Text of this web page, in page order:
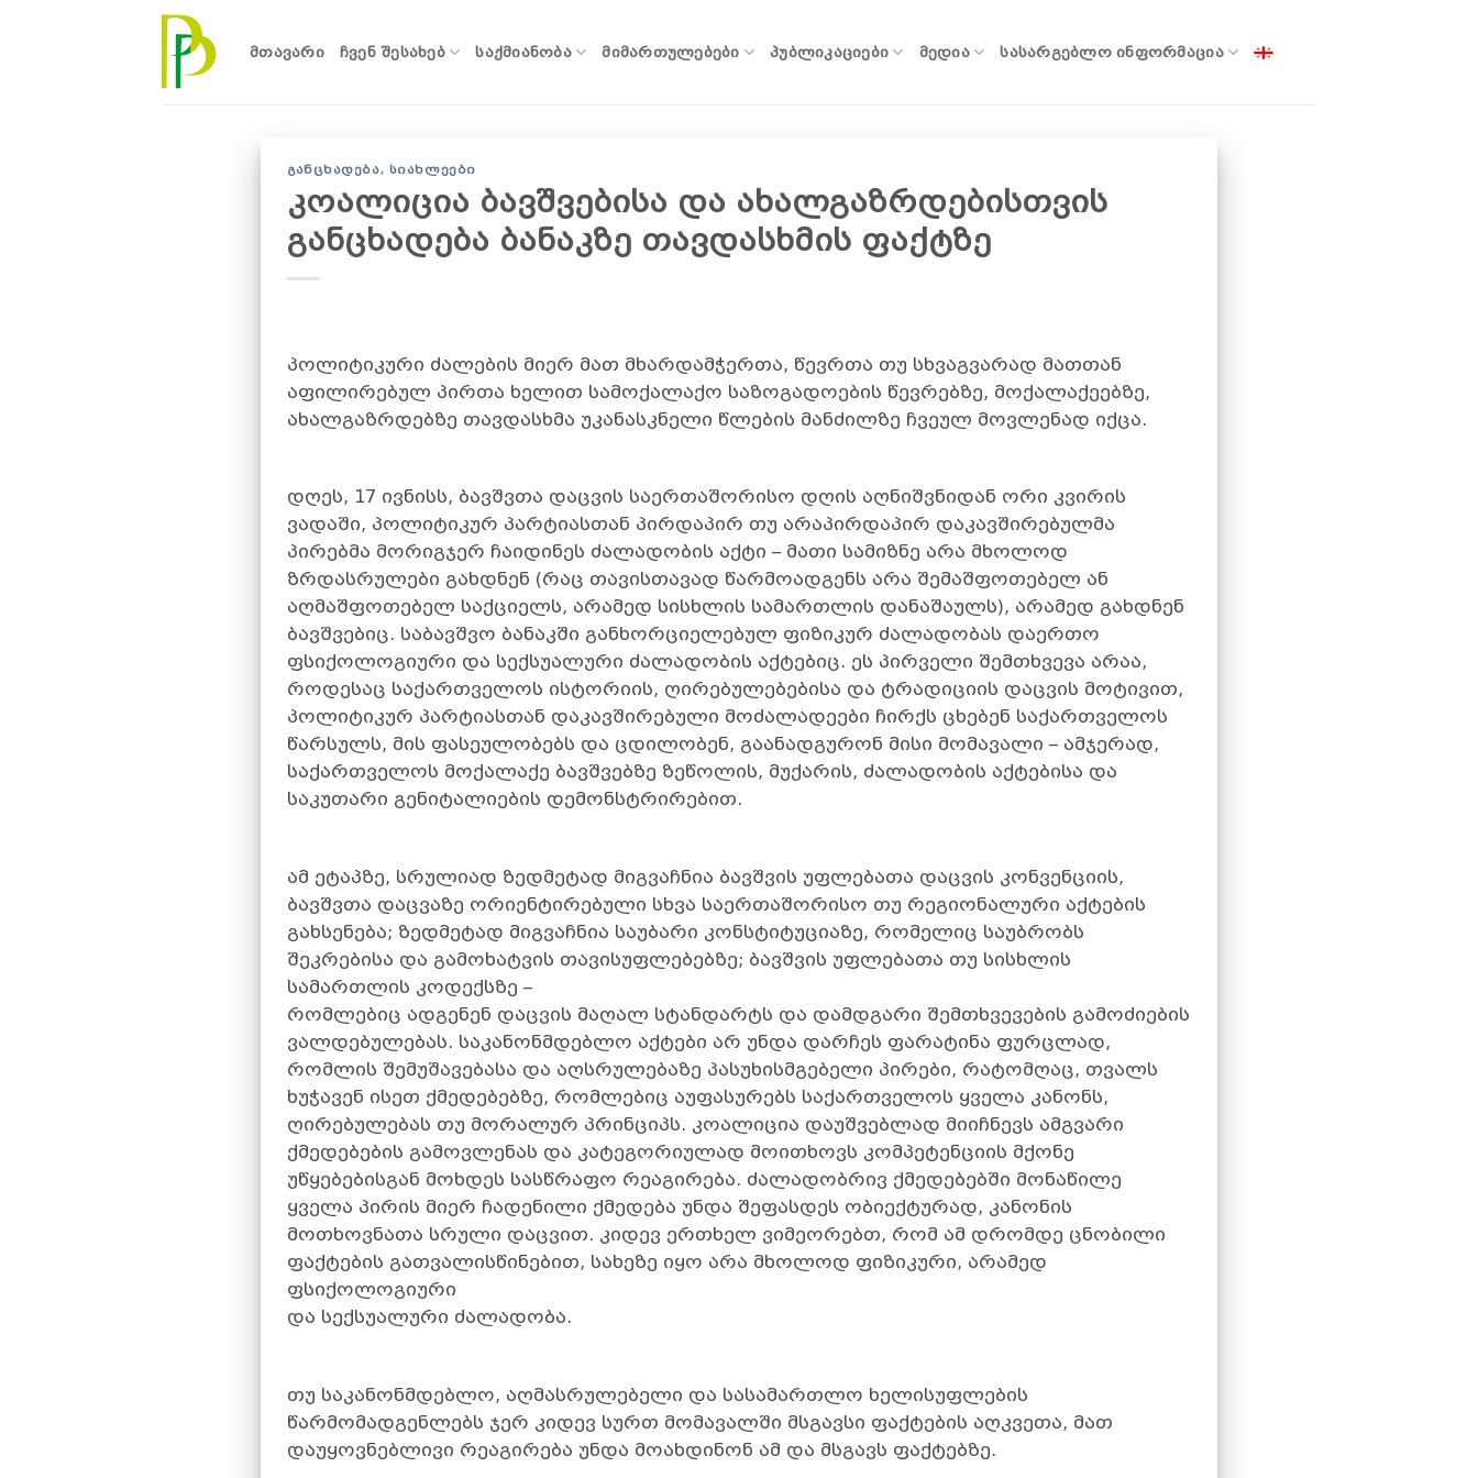
ᲛᲗᲐᲕᲐᲠᲘ ᲩᲕᲔᲜ ᲨᲔᲡᲐᲮᲔᲑ ᲡᲐᲥᲛᲘᲐᲜᲝᲑᲐ ᲛᲘᲛᲐᲠᲗᲣᲚᲔᲑᲔᲑᲘ ᲞᲣᲑᲚᲘᲙᲐᲪᲘᲔᲑᲘ ᲛᲔᲓᲘᲐ ᲡᲐᲡᲐᲠᲒᲔᲑᲚᲝ ᲘᲜᲤᲝᲠᲛᲐᲪᲘᲐ
ᲒᲐᲜᲪᲮᲐᲓᲔᲑᲐ, ᲡᲘᲐᲮᲚᲔᲔᲑᲘ
კოალიცია ბავშვებისა და ახალგაზრდებისთვის
განცხადება ბანაკზე თავდასხმის ფაქტზე
პოლიტიკური ძალების მიერ მათ მხარდამჭერთა, წევრთა თუ სხვაგვარად მათთან
აფილირებულ პირთა ხელით სამოქალაქო საზოგადოების წევრებზე, მოქალაქეებზე,
ახალგაზრდებზე თავდასხმა უკანასკნელი წლების მანძილზე ჩვეულ მოვლენად იქცა.
დღეს, 17 ივნისს, ბავშვთა დაცვის საერთაშორისო დღის აღნიშვნიდან ორი კვირის
ვადაში, პოლიტიკურ პარტიასთან პირდაპირ თუ არაპირდაპირ დაკავშირებულმა
პირებმა მორიგჯერ ჩაიდინეს ძალადობის აქტი – მათი სამიზნე არა მხოლოდ
ზრდასრულები გახდნენ (რაც თავისთავად წარმოადგენს არა შემაშფოთებელ ან
აღმაშფოთებელ საქციელს, არამედ სისხლის სამართლის დანაშაულს), არამედ გახდნენ
ბავშვებიც. საბავშვო ბანაკში განხორციელებულ ფიზიკურ ძალადობას დაერთო
ფსიქოლოგიური და სექსუალური ძალადობის აქტებიც. ეს პირველი შემთხვევა არაა,
როდესაც საქართველოს ისტორიის, ღირებულებებისა და ტრადიციის დაცვის მოტივით,
პოლიტიკურ პარტიასთან დაკავშირებული მოძალადეები ჩირქს ცხებენ საქართველოს
წარსულს, მის ფასეულობებს და ცდილობენ, გაანადგურონ მისი მომავალი – ამჯერად,
საქართველოს მოქალაქე ბავშვებზე ზეწოლის, მუქარის, ძალადობის აქტებისა და
საკუთარი გენიტალიების დემონსტრირებით.
ამ ეტაპზე, სრულიად ზედმეტად მიგვაჩნია ბავშვის უფლებათა დაცვის კონვენციის,
ბავშვთა დაცვაზე ორიენტირებული სხვა საერთაშორისო თუ რეგიონალური აქტების
გახსენება; ზედმეტად მიგვაჩნია საუბარი კონსტიტუციაზე, რომელიც საუბრობს
შეკრებისა და გამოხატვის თავისუფლებებზე; ბავშვის უფლებათა თუ სისხლის
სამართლის კოდექსზე –
რომლებიც ადგენენ დაცვის მაღალ სტანდარტს და დამდგარი შემთხვევების გამოძიების
ვალდებულებას. საკანონმდებლო აქტები არ უნდა დარჩეს ფარატინა ფურცლად,
რომლის შემუშავებასა და აღსრულებაზე პასუხისმგებელი პირები, რატომღაც, თვალს
ხუჭავენ ისეთ ქმედებებზე, რომლებიც აუფასურებს საქართველოს ყველა კანონს,
ღირებულებას თუ მორალურ პრინციპს. კოალიცია დაუშვებლად მიიჩნევს ამგვარი
ქმედებების გამოვლენას და კატეგორიულად მოითხოვს კომპეტენციის მქონე
უწყებებისგან მოხდეს სასწრაფო რეაგირება. ძალადობრივ ქმედებებში მონაწილე
ყველა პირის მიერ ჩადენილი ქმედება უნდა შეფასდეს ობიექტურად, კანონის
მოთხოვნათა სრული დაცვით. კიდევ ერთხელ ვიმეორებთ, რომ ამ დრომდე ცნობილი
ფაქტების გათვალისწინებით, სახეზე იყო არა მხოლოდ ფიზიკური, არამედ
ფსიქოლოგიური
და სექსუალური ძალადობა.
თუ საკანონმდებლო, აღმასრულებელი და სასამართლო ხელისუფლების
წარმომადგენლებს ჯერ კიდევ სურთ მომავალში მსგავსი ფაქტების აღკვეთა, მათ
დაუყოვნებლივი რეაგირება უნდა მოახდინონ ამ და მსგავს ფაქტებზე.